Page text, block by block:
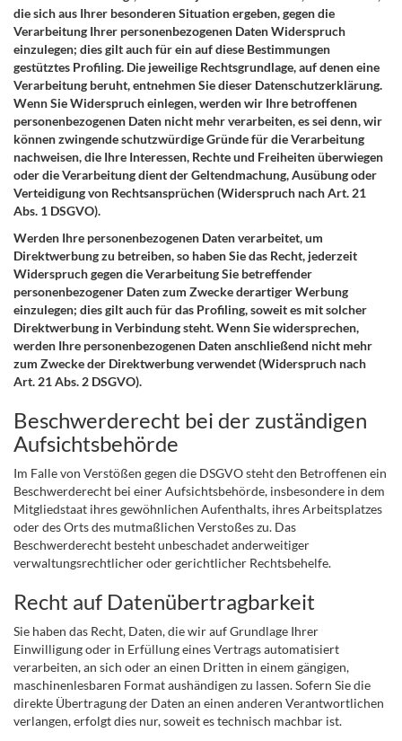
die sich aus Ihrer besonderen Situation ergeben, gegen die
Verarbeitung Ihrer personenbezogenen Daten Widerspruch
einzulegen; dies gilt auch für ein auf diese Bestimmungen
gestütztes Profiling. Die jeweilige Rechtsgrundlage, auf denen eine
Verarbeitung beruht, entnehmen Sie dieser Datenschutzerklärung.
Wenn Sie Widerspruch einlegen, werden wir Ihre betroffenen
personenbezogenen Daten nicht mehr verarbeiten, es sei denn, wir
können zwingende schutzwürdige Gründe für die Verarbeitung
nachweisen, die Ihre Interessen, Rechte und Freiheiten überwiegen
oder die Verarbeitung dient der Geltendmachung, Ausübung oder
Verteidigung von Rechtsansprüchen (Widerspruch nach Art. 21
Abs. 1 DSGVO).
Werden Ihre personenbezogenen Daten verarbeitet, um
Direktwerbung zu betreiben, so haben Sie das Recht, jederzeit
Widerspruch gegen die Verarbeitung Sie betreffender
personenbezogener Daten zum Zwecke derartiger Werbung
einzulegen; dies gilt auch für das Profiling, soweit es mit solcher
Direktwerbung in Verbindung steht. Wenn Sie widersprechen,
werden Ihre personenbezogenen Daten anschließend nicht mehr
zum Zwecke der Direktwerbung verwendet (Widerspruch nach
Art. 21 Abs. 2 DSGVO).
Beschwerderecht bei der zuständigen
Aufsichtsbehörde
Im Falle von Verstößen gegen die DSGVO steht den Betroffenen ein
Beschwerderecht bei einer Aufsichtsbehörde, insbesondere in dem
Mitgliedstaat ihres gewöhnlichen Aufenthalts, ihres Arbeitsplatzes
oder des Orts des mutmaßlichen Verstoßes zu. Das
Beschwerderecht besteht unbeschadet anderweitiger
verwaltungsrechtlicher oder gerichtlicher Rechtsbehelfe.
Recht auf Datenübertragbarkeit
Sie haben das Recht, Daten, die wir auf Grundlage Ihrer
Einwilligung oder in Erfüllung eines Vertrags automatisiert
verarbeiten, an sich oder an einen Dritten in einem gängigen,
maschinenlesbaren Format aushändigen zu lassen. Sofern Sie die
direkte Übertragung der Daten an einen anderen Verantwortlichen
verlangen, erfolgt dies nur, soweit es technisch machbar ist.